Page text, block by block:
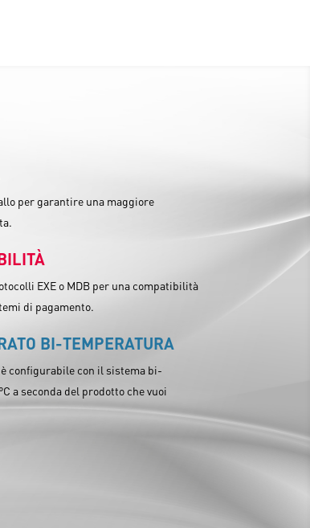
per garantire una maggiore
EXE o MDB per una compatibilità
di pagamento.
BI-TEMPERATURA
configurabile con il sistema bi-
a seconda del prodotto che vuoi